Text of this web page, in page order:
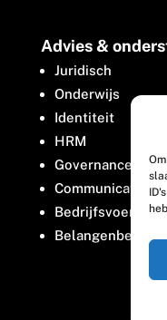
Advies &
Juridisch
Onderwijs
Identiteit
HRM
Governance
Communicatie
Bedrijfsvoering